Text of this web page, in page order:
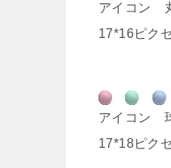
アイコン
17*16ピク
アイコン
17*18ピク